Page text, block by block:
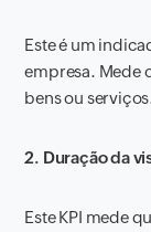
Este é um
empresa. Mede
bens ou
2. Duração da
Este KPI mede